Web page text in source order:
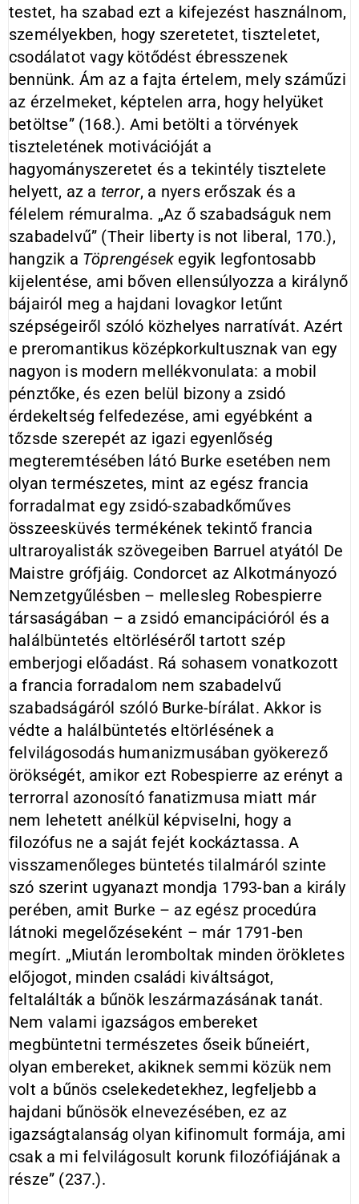
testet, ha szabad ezt a kifejezést használnom,
személyekben, hogy szeretetet, tiszteletet,
csodálatot vagy kötődést ébresszenek
bennünk. Ám az a fajta értelem, mely száműzi
az érzelmeket, képtelen arra, hogy helyüket
betöltse” (168.). Ami betölti a törvények
tiszteletének motivációját a
hagyományszeretet és a tekintély tisztelete
helyett, az a terror, a nyers erőszak és a
félelem rémuralma. „Az ő szabadságuk nem
szabadelvű” (Their liberty is not liberal, 170.),
hangzik a Töprengések egyik legfontosabb
kijelentése, ami bőven ellensúlyozza a királynő
bájairól meg a hajdani lovagkor letűnt
szépségeiről szóló közhelyes narratívát. Azért
e preromantikus középkorkultusznak van egy
nagyon is modern mellékvonulata: a mobil
pénztőke, és ezen belül bizony a zsidó
érdekeltség felfedezése, ami egyébként a
tőzsde szerepét az igazi egyenlőség
megteremtésében látó Burke esetében nem
olyan természetes, mint az egész francia
forradalmat egy zsidó-szabadkőműves
összeesküvés termékének tekintő francia
ultraroyalisták szövegeiben Barruel atyától De
Maistre grófjáig. Condorcet az Alkotmányozó
Nemzetgyűlésben – mellesleg Robespierre
társaságában – a zsidó emancipációról és a
halálbüntetés eltörléséről tartott szép
emberjogi előadást. Rá sohasem vonatkozott
a francia forradalom nem szabadelvű
szabadságáról szóló Burke-bírálat. Akkor is
védte a halálbüntetés eltörlésének a
felvilágosodás humanizmusában gyökerező
örökségét, amikor ezt Robespierre az erényt a
terrorral azonosító fanatizmusa miatt már
nem lehetett anélkül képviselni, hogy a
filozófus ne a saját fejét kockáztassa. A
visszamenőleges büntetés tilalmáról szinte
szó szerint ugyanazt mondja 1793-ban a király
perében, amit Burke – az egész procedúra
látnoki megelőzéseként – már 1791-ben
megírt. „Miután leromboltak minden örökletes
előjogot, minden családi kiváltságot,
feltalálták a bűnök leszármazásának tanát.
Nem valami igazságos embereket
megbüntetni természetes őseik bűneiért,
olyan embereket, akiknek semmi közük nem
volt a bűnös cselekedetekhez, legfeljebb a
hajdani bűnösök elnevezésében, ez az
igazságtalanság olyan kifinomult formája, ami
csak a mi felvilágosult korunk filozófiájának a
része” (237.).